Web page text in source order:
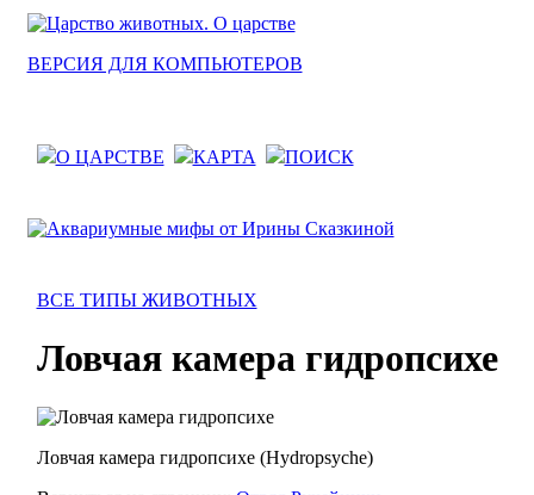
ВЕРСИЯ ДЛЯ КОМПЬЮТЕРОВ
О ЦАРСТВЕ КАРТА ПОИСК
ВСЕ ТИПЫ ЖИВОТНЫХ
Ловчая камера гидропсихе
Ловчая камера гидропсихе (Hydropsyche)